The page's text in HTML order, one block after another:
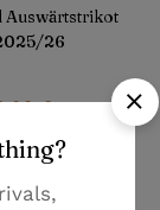
Auswärtstrikot
26
€